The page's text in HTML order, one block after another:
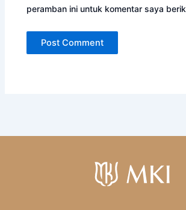
peramban ini untuk komentar saya